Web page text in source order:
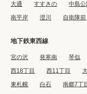
大通
すすきの 中島公
南平岸
澄川 自衛隊前
地下鉄東西線
宮の沢 発寒南 琴似
西18丁目
西11丁目
東札幌
白石 南郷7丁